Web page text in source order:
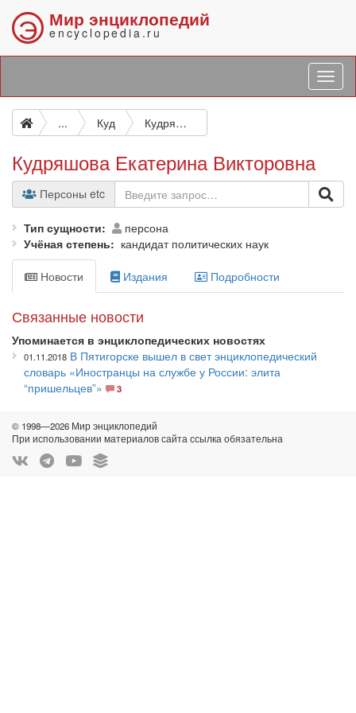
Э Мир энциклопедий
encyclopedia.ru
... Куд Кудряшова Екатерина Викторовна
Кудряшова Екатерина Викторовна
Персоны etc
Тип сущности
персона
Учёная степень
кандидат политических наук
Новости Издания Подробности
Связанные новости
Упоминается в энциклопедических новостях
01.11.2018 В Пятигорске вышел в свет энциклопедический
словарь «Иностранцы на службе у России: элита
“пришельцев”»
3
© 1998—2026 Мир энциклопедий
При использовании материалов сайта ссылка обязательна